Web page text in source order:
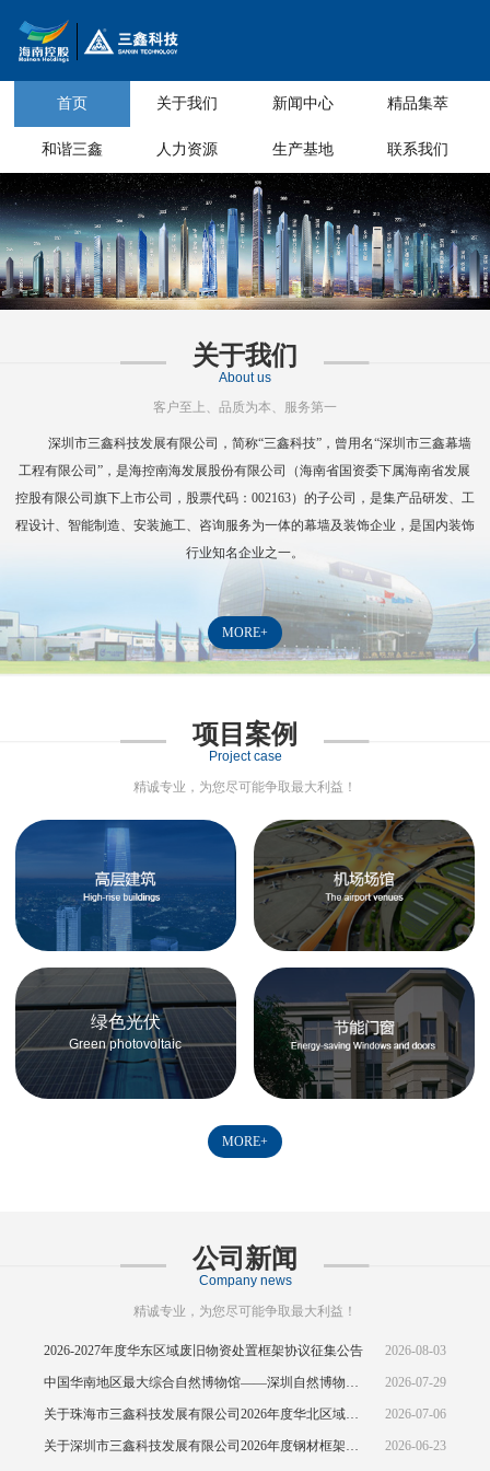
首页 关于我们 新闻中心 精品集萃
和谐三鑫 人力资源 生产基地 联系我们
关于我们
About us
客户至上、品质为本、服务第一
深圳市三鑫科技发展有限公司，简称“三鑫科技”，曾用名“深圳市三鑫幕墙
工程有限公司”，是海控南海发展股份有限公司（海南省国资委下属海南省发展
控股有限公司旗下上市公司，股票代码： 002163）的子公司，是集产品研发、工
程设计、智能制造、安装施工、咨询服务为一体的幕墙及装饰企业，是国内装饰
行业知名企业之一。
MORE+
项目案例
Project case
精诚专业，为您尽可能争取最大利益！
绿色光伏
Green photovoltaic
MORE+
公司新闻
Company news
精诚专业，为您尽可能争取最大利益！
2026-2027年度华东区域废旧物资处置框架协议征集公告 2026-08-03
2026-07-29
2026-07-06
2026-06-23